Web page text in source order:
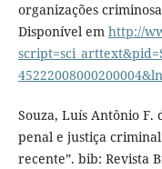
organizações
Disponível em http://
Souza, Luís Antônio F.
penal e justiça
recente”. bib: Revista